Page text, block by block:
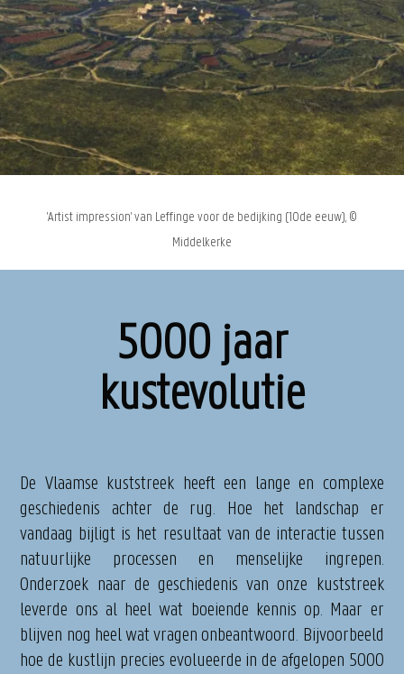
'Artist impression' van Leffinge voor de bedijking (10de eeuw), ©
Middelkerke
5000 jaar
kustevolutie
De Vlaamse kuststreek heeft een lange en complexe
geschiedenis achter de rug. Hoe het landschap er
vandaag bijligt is het resultaat van de interactie tussen
natuurlijke processen en menselijke ingrepen.
Onderzoek naar de geschiedenis van onze kuststreek
leverde ons al heel wat boeiende kennis op. Maar er
blijven nog heel wat vragen onbeantwoord. Bijvoorbeeld
hoe de kustlijn precies evolueerde in de afgelopen 5000